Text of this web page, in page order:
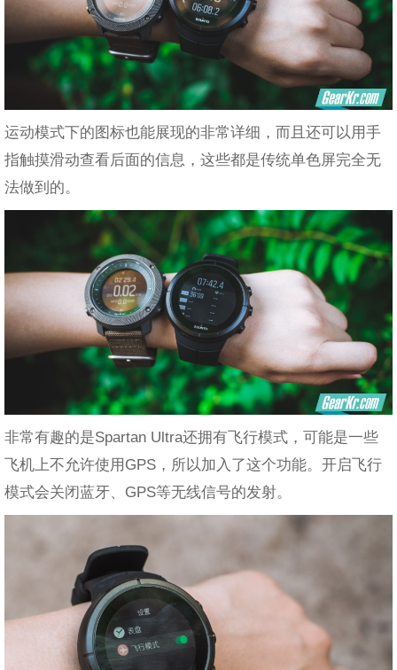
运动模式下的图标也能展现的非常详细，而且还可以用手
指触摸滑动查看后面的信息，这些都是传统单色屏完全无
法做到的。
非常有趣的是Spartan Ultra还拥有飞行模式，可能是一些
飞机上不允许使用GPS，所以加入了这个功能。开启飞行
模式会关闭蓝牙、GPS等无线信号的发射。